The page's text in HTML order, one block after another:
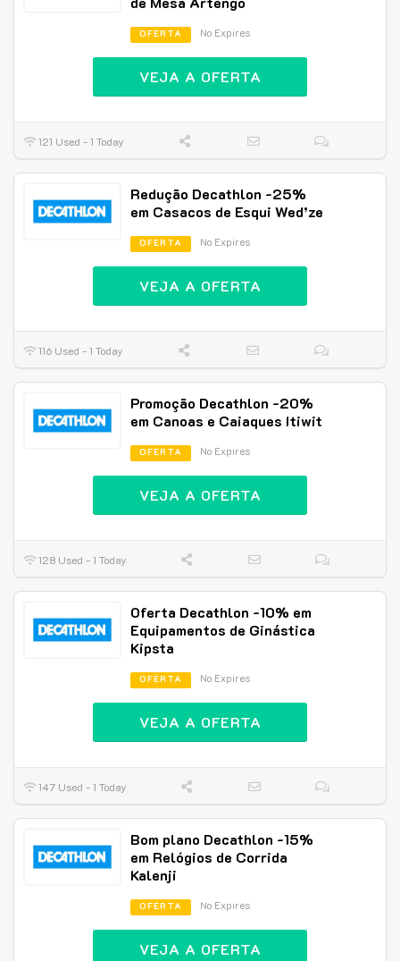
OFERTA No Expires
VEJA A OFERTA
121 Used - 1 Today
Redução Decathlon -25%
em Casacos de Esqui Wed’ze
OFERTA No Expires
VEJA A OFERTA
116 Used - 1 Today
Promoção Decathlon -20%
em Canoas e Caiaques Itiwit
OFERTA No Expires
VEJA A OFERTA
128 Used - 1 Today
Oferta Decathlon -10% em
Equipamentos de Ginástica
Kipsta
OFERTA No Expires
VEJA A OFERTA
147 Used - 1 Today
Bom plano Decathlon -15%
em Relógios de Corrida
Kalenji
OFERTA No Expires
VEJA A OFERTA